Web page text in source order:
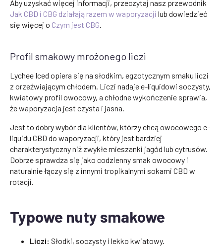
Aby uzyskać więcej informacji, przeczytaj nasz przewodnik
Jak CBD i CBG działają razem w waporyzacji lub dowiedzieć
się więcej o Czym jest CBG
Profil smakowy mrożonego liczi
Lychee Iced opiera się na słodkim, egzotycznym smaku liczi
z orzeźwiającym chłodem. Liczi nadaje e-liquidowi soczysty,
kwiatowy profil owocowy, a chłodne wykończenie sprawia,
że waporyzacja jest czysta i jasna.
Jest to dobry wybór dla klientów, którzy chcą owocowego e-
liquidu CBD do waporyzacji, który jest bardziej
charakterystyczny niż zwykłe mieszanki jagód lub cytrusów.
Dobrze sprawdza się jako codzienny smak owocowy i
naturalnie łączy się z innymi tropikalnymi sokami CBD w
rotacji.
Typowe nuty smakowe
Liczi: Słodki, soczysty i lekko kwiatowy.